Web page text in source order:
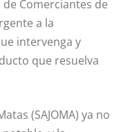
de Comerciantes de
a la
intervenga y
que resuelva
(SAJOMA) ya no